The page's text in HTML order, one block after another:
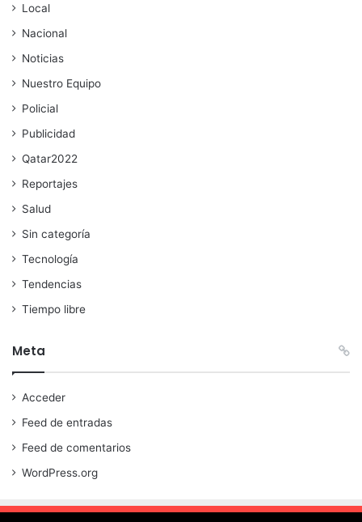
Local
Nacional
Noticias
Nuestro Equipo
Policial
Publicidad
Qatar2022
Reportajes
Salud
Sin categoría
Tecnología
Tendencias
Tiempo libre
Meta
Acceder
Feed de entradas
Feed de comentarios
WordPress.org